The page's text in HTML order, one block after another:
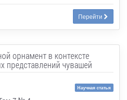
Перейти
орнамент в контексте
представлений чувашей
Научная статья